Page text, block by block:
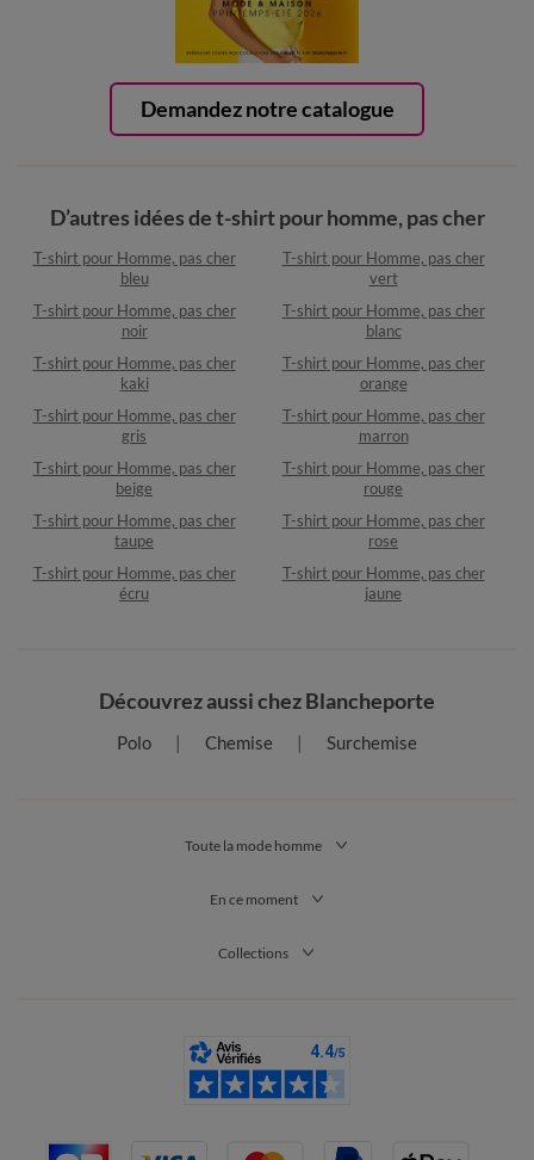
Demandez notre catalogue
D’autres idées de t-shirt pour homme, pas cher
T-shirt pour Homme, pas cher
bleu
T-shirt pour Homme, pas cher
vert
T-shirt pour Homme, pas cher
noir
T-shirt pour Homme, pas cher
blanc
T-shirt pour Homme, pas cher
kaki
T-shirt pour Homme, pas cher
orange
T-shirt pour Homme, pas cher
gris
T-shirt pour Homme, pas cher
marron
T-shirt pour Homme, pas cher
beige
T-shirt pour Homme, pas cher
rouge
T-shirt pour Homme, pas cher
taupe
T-shirt pour Homme, pas cher
rose
T-shirt pour Homme, pas cher
écru
T-shirt pour Homme, pas cher
jaune
Découvrez aussi chez Blancheporte
Polo Chemise Surchemise
Toute la mode homme
En ce moment
Collections